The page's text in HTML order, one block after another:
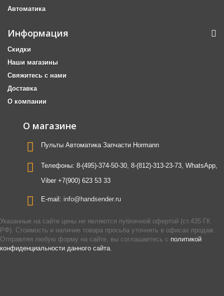
Автоматика
Информация
Скидки
Наши магазины
Свяжитесь с нами
Доставка
О компании
О магазине
Пульты Автоматика Запчасти Hormann
Телефоны: 8-(495)-374-50-30, 8-(812)-313-23-73, WhatsApp,
Viber +7(900) 623 53 33
E-mail: info@handsender.ru
Указанные на сайте цены не являются публичной офертой (ст.435 ГК
РФ). Стоимость и наличие товара просьба уточнять в офисах продаж.
Отправляя любую форму на сайте, вы соглашаетесь с политикой
конфиденциальности данного сайта.